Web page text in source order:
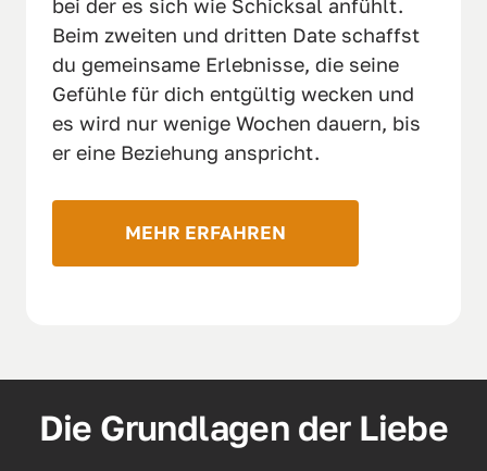
bei der es sich wie Schicksal anfühlt.
Beim zweiten und dritten Date schaffst
du gemeinsame Erlebnisse, die seine
Gefühle für dich entgültig wecken und
es wird nur wenige Wochen dauern, bis
er eine Beziehung anspricht.
MEHR ERFAHREN
Die Grundlagen der Liebe